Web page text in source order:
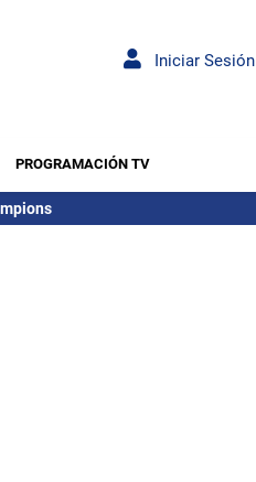
Iniciar Sesión
PROGRAMACIÓN TV